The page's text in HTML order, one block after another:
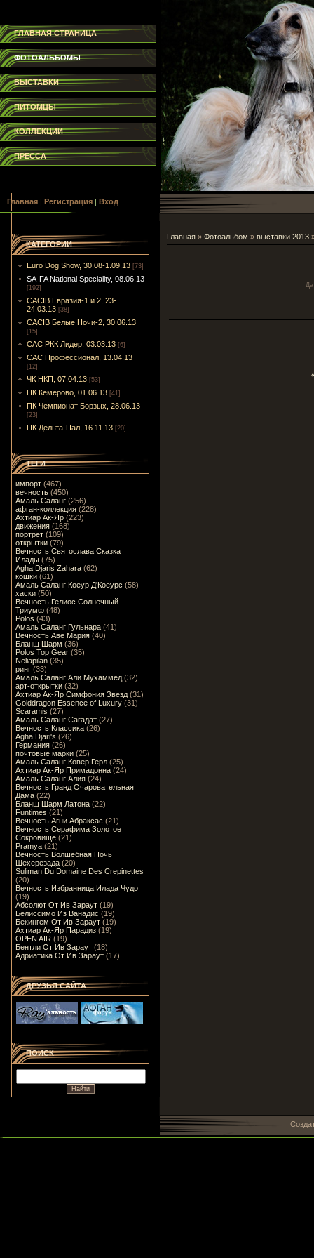
ГЛАВНАЯ СТРАНИЦА
ФОТОАЛЬБОМЫ
ВЫСТАВКИ
ПИТОМЦЫ
КОЛЛЕКЦИИ
ПРЕССА
Главная | Регистрация | Вход
КАТЕГОРИИ
Euro Dog Show, 30.08-1.09.13 [73]
SA-FA National Speciality, 08.06.13
[192]
CACIB Евразия-1 и 2, 23-
24.03.13 [38]
CACIB Белые Ночи-2, 30.06.13
[15]
САС РКК Лидер, 03.03.13 [6]
САС Профессионал, 13.04.13
[12]
ЧК НКП, 07.04.13 [53]
ПК Кемерово, 01.06.13 [41]
ПК Чемпионат Борзых, 28.06.13
[23]
ПК Дельта-Пал, 16.11.13 [20]
ТЕГИ
импорт (467)
вечность (450)
Амаль Саланг (256)
афган-коллекция (228)
Ахтиар Ак-Яр (223)
движения (168)
портрет (109)
открытки (79)
Вечность Святослава Сказка
Илады (75)
Agha Djaris Zahara (62)
кошки (61)
Амаль Саланг Коеур Д'Коеурс (58)
хаски (50)
Вечность Гелиос Солнечный
Триумф (48)
Polos (43)
Амаль Саланг Гульнара (41)
Вечность Аве Мария (40)
Бланш Шарм (36)
Polos Top Gear (35)
Neliapilan (35)
ринг (33)
Амаль Саланг Али Мухаммед (32)
арт-открытки (32)
Ахтиар Ак-Яр Симфония Звезд (31)
Golddragon Essence of Luxury (31)
Scaramis (27)
Амаль Саланг Сагадат (27)
Вечность Классика (26)
Agha Djari's (26)
Германия (26)
почтовые марки (25)
Амаль Саланг Ковер Герл (25)
Ахтиар Ак-Яр Примадонна (24)
Амаль Саланг Алия (24)
Вечность Гранд Очаровательная
Дама (22)
Бланш Шарм Латона (22)
Funtimes (21)
Вечность Агни Абраксас (21)
Вечность Серафима Золотое
Сокровище (21)
Pramya (21)
Вечность Волшебная Ночь
Шехерезада (20)
Suliman Du Domaine Des Crepinettes
(20)
Вечность Избранница Илада Чудо
(19)
Абсолют От Ив Зараут (19)
Белиссимо Из Ванадис (19)
Бекингем От Ив Зараут (19)
Ахтиар Ак-Яр Парадиз (19)
OPEN AIR (19)
Бентли От Ив Зараут (18)
Адриатика От Ив Зараут (17)
ДРУЗЬЯ САЙТА
ПОИСК
Главная » Фотоальбом » выставки 2013